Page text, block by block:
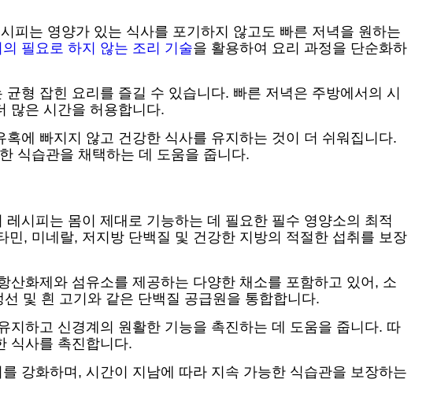
피는 영양가 있는 식사를 포기하지 않고도 빠른 저녁을 원하는
필요로 하지 않는 조리 기술을 활용하여 요리 과정을 단순화하
형 잡힌 요리를 즐길 수 있습니다. 빠른 저녁은 주방에서의 시
많은 시간을 허용합니다.
에 빠지지 않고 건강한 식사를 유지하는 것이 더 쉬워집니다.
식습관을 채택하는 데 도움을 줍니다.
시피는 몸이 제대로 기능하는 데 필요한 필수 영양소의 최적
, 미네랄, 저지방 단백질 및 건강한 지방의 적절한 섭취를 보장
산화제와 섬유소를 제공하는 다양한 채소를 포함하고 있어, 소
및 흰 고기와 같은 단백질 공급원을 통합합니다.
하고 신경계의 원활한 기능을 촉진하는 데 도움을 줍니다. 따
식사를 촉진합니다.
강화하며, 시간이 지남에 따라 지속 가능한 식습관을 보장하는